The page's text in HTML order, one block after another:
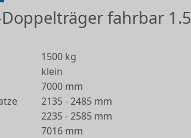
fahrbar 1.5
1500 kg
klein
7000 mm
2135 - 2485 mm
2235 - 2585 mm
7016 mm